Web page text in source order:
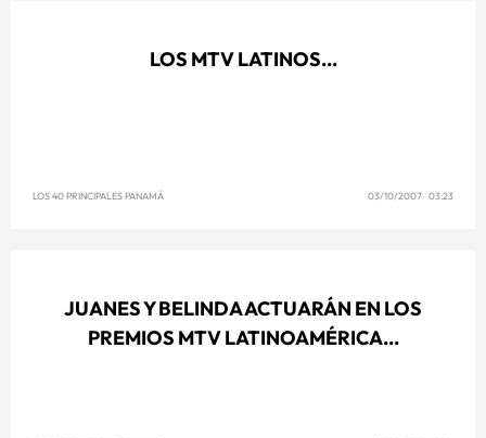
LOS MTV LATINOS...
LOS 40 PRINCIPALES PANAMÁ 03/10/2007 03:23
JUANES Y BELINDA ACTUARÁN EN LOS
PREMIOS MTV LATINOAMÉRICA...